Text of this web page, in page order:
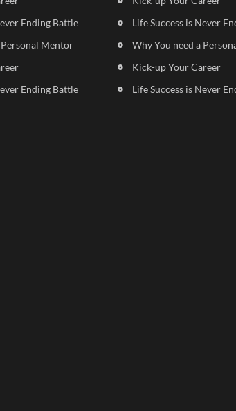
Ending Battle
Mentor
Ending Battle
Life Success is Never
Why You need a
Kick-up Your Career
Life Success is Never